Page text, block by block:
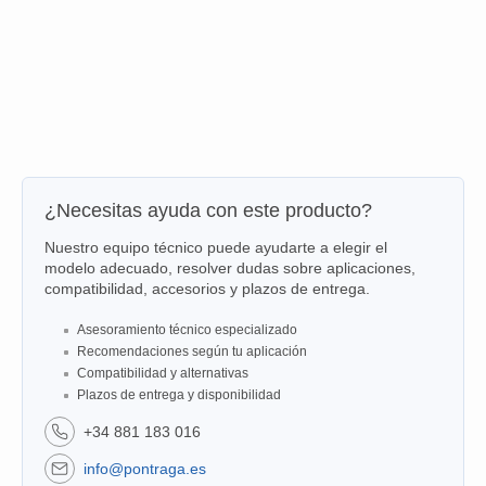
¿Necesitas ayuda con este producto?
Nuestro equipo técnico puede ayudarte a elegir el
modelo adecuado, resolver dudas sobre aplicaciones,
compatibilidad, accesorios y plazos de entrega.
Asesoramiento técnico especializado
Recomendaciones según tu aplicación
Compatibilidad y alternativas
Plazos de entrega y disponibilidad
+34 881 183 016
info@pontraga.es